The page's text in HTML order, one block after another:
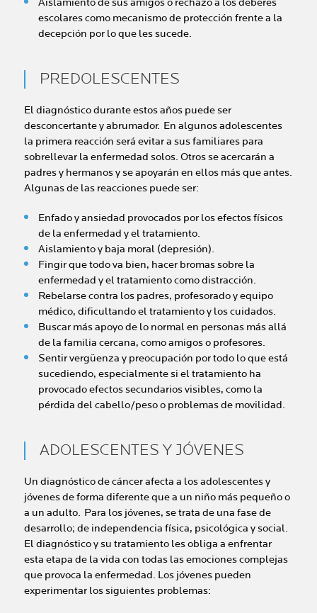
escolares como mecanismo de protección frente a la
decepción por lo que les sucede.
PREDOLESCENTES
El diagnóstico durante estos años puede ser
desconcertante y abrumador. En algunos adolescentes
la primera reacción será evitar a sus familiares para
sobrellevar la enfermedad solos. Otros se acercarán a
padres y hermanos y se apoyarán en ellos más que antes.
Algunas de las reacciones puede ser:
Enfado y ansiedad provocados por los efectos físicos
de la enfermedad y el tratamiento.
Aislamiento y baja moral (depresión).
Fingir que todo va bien, hacer bromas sobre la
enfermedad y el tratamiento como distracción.
Rebelarse contra los padres, profesorado y equipo
médico, dificultando el tratamiento y los cuidados.
Buscar más apoyo de lo normal en personas más allá
de la familia cercana, como amigos o profesores.
Sentir vergüenza y preocupación por todo lo que está
sucediendo, especialmente si el tratamiento ha
provocado efectos secundarios visibles, como la
pérdida del cabello/peso o problemas de movilidad.
ADOLESCENTES Y JÓVENES
Un diagnóstico de cáncer afecta a los adolescentes y
jóvenes de forma diferente que a un niño más pequeño o
a un adulto. Para los jóvenes, se trata de una fase de
desarrollo; de independencia física, psicológica y social.
El diagnóstico y su tratamiento les obliga a enfrentar
esta etapa de la vida con todas las emociones complejas
que provoca la enfermedad. Los jóvenes pueden
experimentar los siguientes problemas: